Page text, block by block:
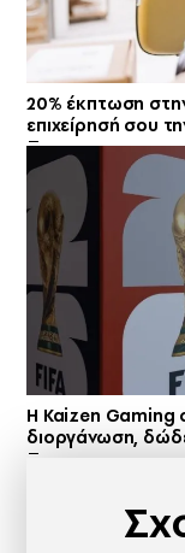
20% έκπτωση
επιχείρησή σου
H Kaizen Gaming
διοργάνωση,